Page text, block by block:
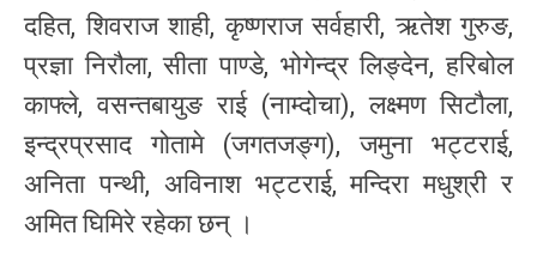
दहित, शिवराज शाही, कृष्णराज सर्वहारी, ऋतेश गुरुङ,
प्रज्ञा निरौला, सीता पाण्डे, भोगेन्द्र लिङ्देन, हरिबोल
काफ्ले, वसन्तबायुङ राई (नाम्दोचा), लक्ष्मण सिटौला,
इन्द्रप्रसाद गोतामे (जगतजङ्ग), जमुना भट्टराई,
अनिता पन्थी, अविनाश भट्टराई, मन्दिरा मधुश्री र
अमित घिमिरे रहेका छन् ।